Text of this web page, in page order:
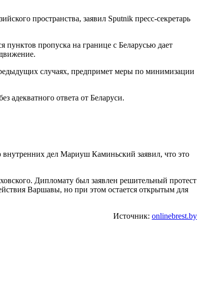
пространства, заявил Sputnik пресс-секретарь
пропуска на границе с Беларусью дает
случаях, предпримет меры по минимизации
адекватного ответа от Беларуси.
дел Мариуш Каминьский заявил, что это
Дипломату был заявлен решительный протест
Варшавы, но при этом остается открытым для
Источник: onlinebrest.by